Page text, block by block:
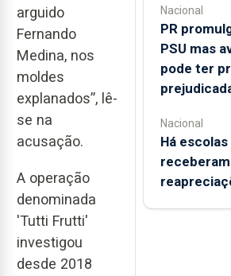
arguido
Fernando
Medina, nos
moldes
explanados”, lê-
se na
acusação.
A operação
denominada
'Tutti Frutti'
investigou
desde 2018
Nacional
PR
PSU mas
pode ter
Nacional
Há